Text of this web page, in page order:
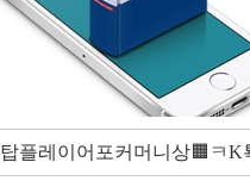
탑플레이어포커머니상🟧ㅋK